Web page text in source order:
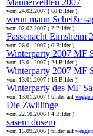
Männerzellten 2007
vom 24.02.2007 ( 60 Bilder )
wenn mann Scheiße
vom 02.02.2007 ( 2 Bilder )
Fassenacht Eimsheim
vom 26.01.2007 ( 0 Bilder )
Winterparty 2007 MF
vom 13.01.2007 ( 24 Bilder )
Winterparty 2007 MF
vom 13.01.2007 ( 15 Bilder )
Winterparty des MF
vom 13.01.2007 ( bilder auf
Die Zwillinge
vom 22.10.2006 ( 4 Bilder )
sasem dusem
vom 15.09.2006 ( bilder auf